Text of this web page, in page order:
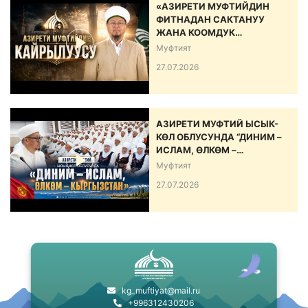
«АЗИРЕТИ МУФТИЙДИН
ФИТНАДАН САКТАНУУ
ЖАНА КООМДУК
ЫНТЫМАКТЫ БЕКЕМДӨӨ
Муфтият
27.07.2026
АЗИРЕТИ МУФТИЙ ЫСЫК-
КӨЛ ОБЛУСУНДА “ДИНИМ –
ИСЛАМ, ӨЛКӨМ –
КЫРГЫЗСТАН” АТТУУ ИШ-
Муфтият
27.07.2026
kg_muftiyat@mail.ru
+996312430206